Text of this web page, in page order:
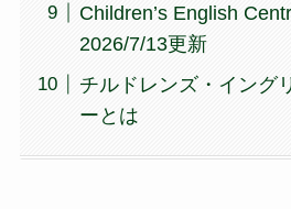
Children’s English
2026/7/13更新
チルドレンズ・イング
ーとは